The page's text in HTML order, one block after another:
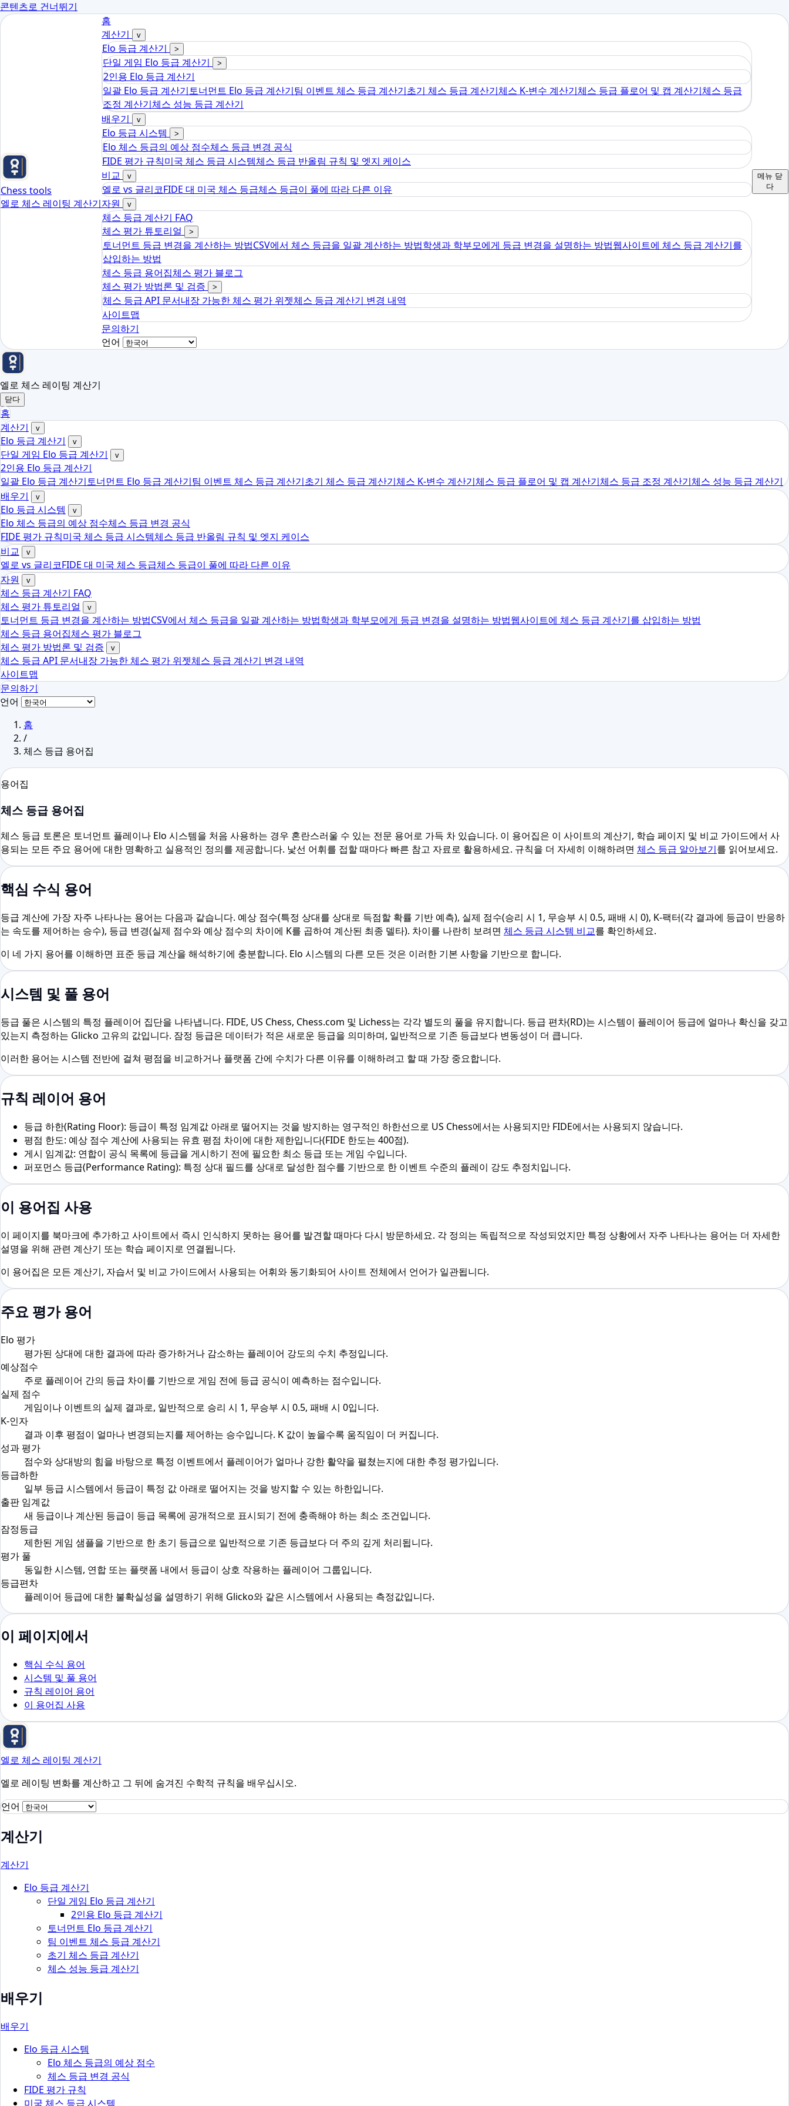
콘텐츠로 건너뛰기
Chess tools
엘로 체스 레이팅 계산기
홈
계산기
v
Elo 등급 계산기 >
단일 게임 Elo 등급 계산기 >
2인용 Elo 등급 계산기
일괄 Elo 등급 계산기토너먼트 Elo 등급 계산기팀 이벤트 체스 등급 계산기초기 체스 등급 계산기체스 K-변수 계산기체스 등급 플로어 및 캡 계산기체스 등급
조정 계산기체스 성능 등급 계산기
배우기
v
Elo 등급 시스템 >
Elo 체스 등급의 예상 점수체스 등급 변경 공식
FIDE 평가 규칙미국 체스 등급 시스템체스 등급 반올림 규칙 및 엣지 케이스
비교
v
엘로 vs 글리코FIDE 대 미국 체스 등급체스 등급이 풀에 따라 다른 이유
자원
v
체스 등급 계산기 FAQ
체스 평가 튜토리얼
>
토너먼트 등급 변경을 계산하는 방법CSV에서 체스 등급을 일괄 계산하는 방법학생과 학부모에게 등급 변경을 설명하는 방법웹사이트에 체스 등급 계산기를
삽입하는 방법
체스 등급 용어집체스 평가 블로그
체스 평가 방법론 및 검증
>
체스 등급 API 문서내장 가능한 체스 평가 위젯체스 등급 계산기 변경 내역
사이트맵
문의하기
언어
메뉴 닫
다
엘로 체스 레이팅 계산기
닫다
홈
계산기
v
Elo 등급 계산기 v
단일 게임 Elo 등급 계산기 v
2인용 Elo 등급 계산기
일괄 Elo 등급 계산기토너먼트 Elo 등급 계산기팀 이벤트 체스 등급 계산기초기 체스 등급 계산기체스 K-변수 계산기체스 등급 플로어 및 캡 계산기체스 등급 조정 계산기체스 성능 등급 계산기
배우기
v
Elo 등급 시스템 v
Elo 체스 등급의 예상 점수체스 등급 변경 공식
FIDE 평가 규칙미국 체스 등급 시스템체스 등급 반올림 규칙 및 엣지 케이스
비교
v
엘로 vs 글리코FIDE 대 미국 체스 등급체스 등급이 풀에 따라 다른 이유
자원
v
체스 등급 계산기 FAQ
체스 평가 튜토리얼
v
토너먼트 등급 변경을 계산하는 방법CSV에서 체스 등급을 일괄 계산하는 방법학생과 학부모에게 등급 변경을 설명하는 방법웹사이트에 체스 등급 계산기를 삽입하는 방법
체스 등급 용어집체스 평가 블로그
체스 평가 방법론 및 검증
v
체스 등급 API 문서내장 가능한 체스 평가 위젯체스 등급 계산기 변경 내역
사이트맵
문의하기
언어
홈
/
체스 등급 용어집
용어집
체스 등급 용어집
체스 등급 토론은 토너먼트 플레이나 Elo 시스템을 처음 사용하는 경우 혼란스러울 수 있는 전문 용어로 가득 차 있습니다. 이 용어집은 이 사이트의 계산기, 학습 페이지 및 비교 가이드에서 사
용되는 모든 주요 용어에 대한 명확하고 실용적인 정의를 제공합니다. 낯선 어휘를 접할 때마다 빠른 참고 자료로 활용하세요. 규칙을 더 자세히 이해하려면 체스 등급 알아보기를 읽어보세요.
핵심 수식 용어
등급 계산에 가장 자주 나타나는 용어는 다음과 같습니다. 예상 점수(특정 상대를 상대로 득점할 확률 기반 예측), 실제 점수(승리 시 1, 무승부 시 0.5, 패배 시 0), K-팩터(각 결과에 등급이 반응하
는 속도를 제어하는 승수), 등급 변경(실제 점수와 예상 점수의 차이에 K를 곱하여 계산된 최종 델타). 차이를 나란히 보려면 체스 등급 시스템 비교를 확인하세요.
이 네 가지 용어를 이해하면 표준 등급 계산을 해석하기에 충분합니다. Elo 시스템의 다른 모든 것은 이러한 기본 사항을 기반으로 합니다.
시스템 및 풀 용어
등급 풀은 시스템의 특정 플레이어 집단을 나타냅니다. FIDE, US Chess, Chess.com 및 Lichess는 각각 별도의 풀을 유지합니다. 등급 편차(RD)는 시스템이 플레이어 등급에 얼마나 확신을 갖고
있는지 측정하는 Glicko 고유의 값입니다. 잠정 등급은 데이터가 적은 새로운 등급을 의미하며, 일반적으로 기존 등급보다 변동성이 더 큽니다.
이러한 용어는 시스템 전반에 걸쳐 평점을 비교하거나 플랫폼 간에 수치가 다른 이유를 이해하려고 할 때 가장 중요합니다.
규칙 레이어 용어
등급 하한(Rating Floor): 등급이 특정 임계값 아래로 떨어지는 것을 방지하는 영구적인 하한선으로 US Chess에서는 사용되지만 FIDE에서는 사용되지 않습니다.
평점 한도: 예상 점수 계산에 사용되는 유효 평점 차이에 대한 제한입니다(FIDE 한도는 400점).
게시 임계값: 연합이 공식 목록에 등급을 게시하기 전에 필요한 최소 등급 또는 게임 수입니다.
퍼포먼스 등급(Performance Rating): 특정 상대 필드를 상대로 달성한 점수를 기반으로 한 이벤트 수준의 플레이 강도 추정치입니다.
이 용어집 사용
이 페이지를 북마크에 추가하고 사이트에서 즉시 인식하지 못하는 용어를 발견할 때마다 다시 방문하세요. 각 정의는 독립적으로 작성되었지만 특정 상황에서 자주 나타나는 용어는 더 자세한
설명을 위해 관련 계산기 또는 학습 페이지로 연결됩니다.
이 용어집은 모든 계산기, 자습서 및 비교 가이드에서 사용되는 어휘와 동기화되어 사이트 전체에서 언어가 일관됩니다.
주요 평가 용어
Elo 평가
평가된 상대에 대한 결과에 따라 증가하거나 감소하는 플레이어 강도의 수치 추정입니다.
예상점수
주로 플레이어 간의 등급 차이를 기반으로 게임 전에 등급 공식이 예측하는 점수입니다.
실제 점수
게임이나 이벤트의 실제 결과로, 일반적으로 승리 시 1, 무승부 시 0.5, 패배 시 0입니다.
K-인자
결과 이후 평점이 얼마나 변경되는지를 제어하는 승수입니다. K 값이 높을수록 움직임이 더 커집니다.
성과 평가
점수와 상대방의 힘을 바탕으로 특정 이벤트에서 플레이어가 얼마나 강한 활약을 펼쳤는지에 대한 추정 평가입니다.
등급하한
일부 등급 시스템에서 등급이 특정 값 아래로 떨어지는 것을 방지할 수 있는 하한입니다.
출판 임계값
새 등급이나 계산된 등급이 등급 목록에 공개적으로 표시되기 전에 충족해야 하는 최소 조건입니다.
잠정등급
제한된 게임 샘플을 기반으로 한 초기 등급으로 일반적으로 기존 등급보다 더 주의 깊게 처리됩니다.
평가 풀
동일한 시스템, 연합 또는 플랫폼 내에서 등급이 상호 작용하는 플레이어 그룹입니다.
등급편차
플레이어 등급에 대한 불확실성을 설명하기 위해 Glicko와 같은 시스템에서 사용되는 측정값입니다.
이 페이지에서
핵심 수식 용어
시스템 및 풀 용어
규칙 레이어 용어
이 용어집 사용
엘로 체스 레이팅 계산기
엘로 레이팅 변화를 계산하고 그 뒤에 숨겨진 수학적 규칙을 배우십시오.
언어
계산기
계산기
Elo 등급 계산기
단일 게임 Elo 등급 계산기
2인용 Elo 등급 계산기
토너먼트 Elo 등급 계산기
팀 이벤트 체스 등급 계산기
초기 체스 등급 계산기
체스 성능 등급 계산기
배우기
배우기
Elo 등급 시스템
Elo 체스 등급의 예상 점수
체스 등급 변경 공식
FIDE 평가 규칙
미국 체스 등급 시스템